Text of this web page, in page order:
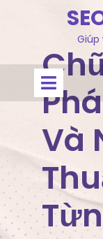
Giúp
Open
Và